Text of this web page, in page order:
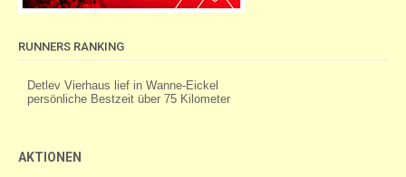
RUNNERS RANKING
AKTIONEN